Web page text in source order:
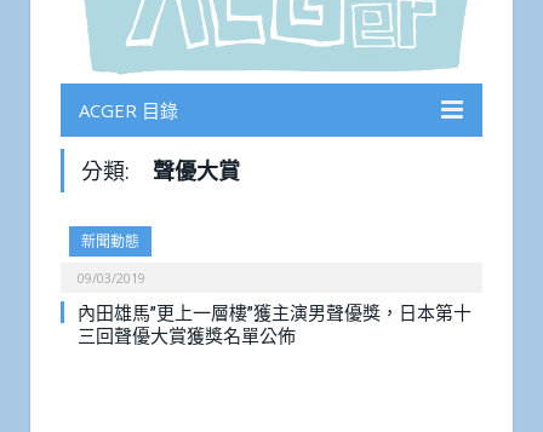
ACGER 目錄
分類: 聲優大賞
新聞動態
09/03/2019
內田雄馬”更上一層樓”獲主演男聲優獎，日本第十
三回聲優大賞獲獎名單公佈